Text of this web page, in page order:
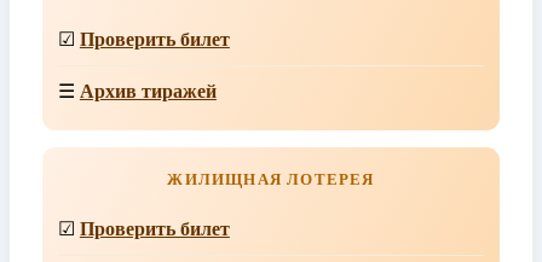
☑ Проверить билет
☰ Архив тиражей
ЖИЛИЩНАЯ ЛОТЕРЕЯ
☑ Проверить билет